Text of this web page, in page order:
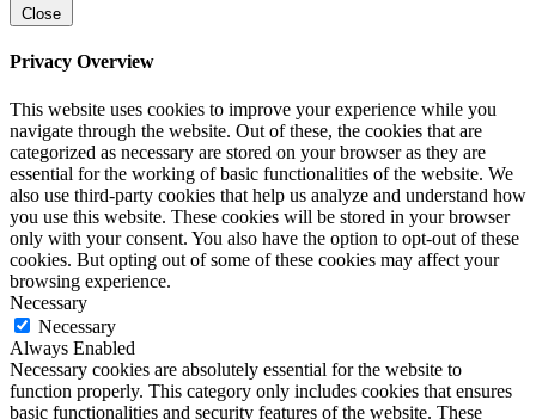
Close
Privacy Overview
This website uses cookies to improve your experience while you
navigate through the website. Out of these, the cookies that are
categorized as necessary are stored on your browser as they are
essential for the working of basic functionalities of the website. We
also use third-party cookies that help us analyze and understand how
you use this website. These cookies will be stored in your browser
only with your consent. You also have the option to opt-out of these
cookies. But opting out of some of these cookies may affect your
browsing experience.
Necessary
Necessary
Always Enabled
Necessary cookies are absolutely essential for the website to
function properly. This category only includes cookies that ensures
basic functionalities and security features of the website. These